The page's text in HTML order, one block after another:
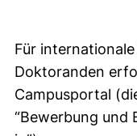
Für
Doktoranden
Campusportal
“Bewerbung und